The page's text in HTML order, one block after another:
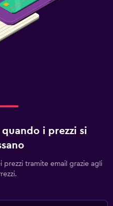
i prezzi si
tramite email grazie agli